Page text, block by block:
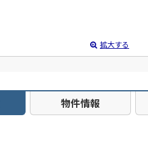
拡大する
物件情報